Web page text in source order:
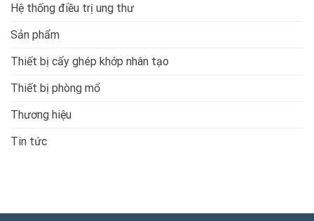
Hệ thống điều trị ung thư
Sản phẩm
Thiết bị cấy ghép khớp nhân tạo
Thiết bị phòng mổ
Thương hiệu
Tin tức